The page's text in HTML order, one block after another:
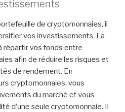
de cryptomonnaies, il
vos investissements. La
répartir vos fonds entre
afin de réduire les risques et
de rendement. En
cryptomonnaies, vous
du marché et vous
d’une seule cryptomonnaie. Il